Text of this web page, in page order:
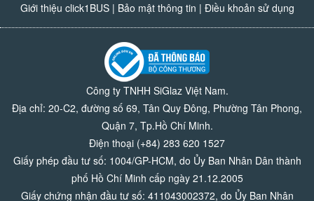
Giới thiệu click1BUS| Bảo mật thông tin | Điều khoản sử dụng
Công ty TNHH SiGlaz Việt Nam.
Địa chỉ: 20-C2, đường số 69, Tân Quy Đông, Phường Tân Phong,
Quận 7, Tp.Hồ Chí Minh.
Điện thoại (+84) 283 620 1527
Giấy phép đầu tư số: 1004/GP-HCM, do Ủy Ban Nhân Dân thành
phố Hồ Chí Minh cấp ngày 21.12.2005
Giấy chứng nhận đầu tư số: 411043002372, do Ủy Ban Nhân